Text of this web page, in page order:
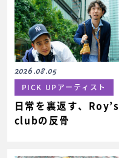
2026.08.05
PICK UPアーティスト
日常を裏返す、Roy’s
clubの反骨